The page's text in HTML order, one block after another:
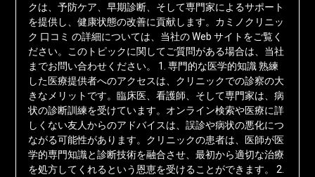
クは、予防ケア、早期診断、そして専門家によるサポート
を提供し、健康状態の改善に貢献します。カミノクリニッ
ク 口コミ の詳細については、当社の Web サイトをご覧く
ださい。このトピックに関してご質問がある場合は、当社
までお問い合わせください。 1. 専門的な医学的知識 熟練
した医療提供者へのアクセスは、クリニックでの診察の大
きなメリットです。臨床医、看護師、そして専門家は、病
状の診断訓練を受けています。オンライン検索や医療に詳
しくない友人からのアドバイスは、誤診や病状の悪化につ
ながる可能性があります。クリニックの患者は、医師が医
学的専門知識と診断技術を融合させ、最初から適切な治療
を処方してくれるという恩恵を受けることができます。 2.